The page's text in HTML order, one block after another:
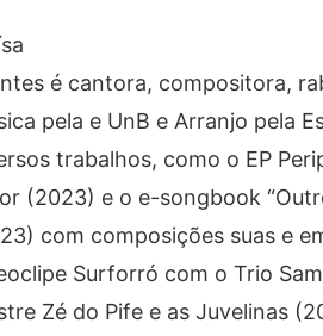
é cantora, compositora,
pela e UnB e Arranjo pela
trabalhos, como o EP
(2023) e o e-songbook
com composições suas e
Surforró com o Trio
Zé do Pife e as Juvelinas